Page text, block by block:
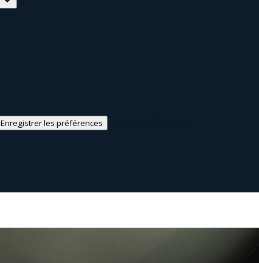
Enregistrer les préférences